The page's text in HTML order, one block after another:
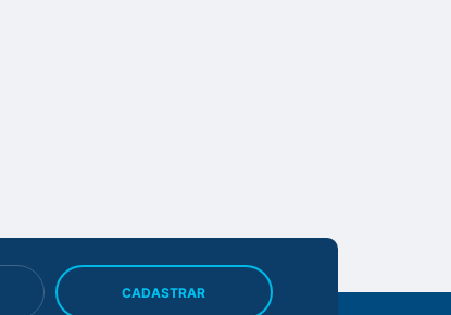
CADASTRAR